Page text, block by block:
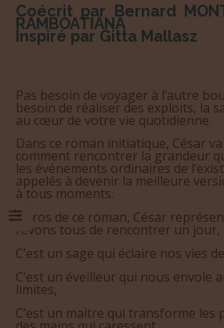
Coécrit par Bernard
RAMBOATIANA
Inspiré par Gitta Mallasz
Pas besoin de voyager à l’autre
besoin de réaliser des exploits, la
au cœur de votre vie quotidienne.
Dans ce roman initiatique, César
comment rencontrer la grandeur
les événements ordinaires de
appelés à devenir la meilleure
à tous moments.
Héros de ce roman, César
rêvons tous de rencontrer un jour,
C’est un sage qui éclaire nos vies
C’est un éveilleur qui nous envole
limites,
C’est un maitre qui transforme les